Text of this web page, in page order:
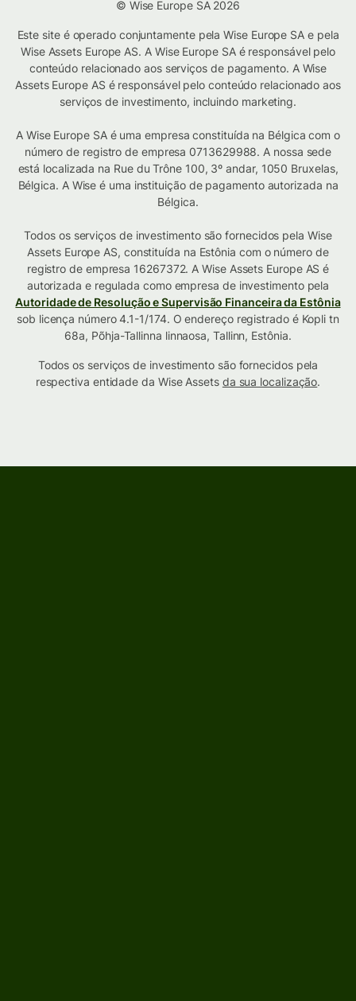
© Wise Europe SA 2026
Este site é operado conjuntamente pela Wise Europe SA e pela
Wise Assets Europe AS. A Wise Europe SA é responsável pelo
conteúdo relacionado aos serviços de pagamento. A Wise
Assets Europe AS é responsável pelo conteúdo relacionado aos
serviços de investimento, incluindo marketing.
A Wise Europe SA é uma empresa constituída na Bélgica com o
número de registro de empresa 0713629988. A nossa sede
está localizada na Rue du Trône 100, 3º andar, 1050 Bruxelas,
Bélgica. A Wise é uma instituição de pagamento autorizada na
Bélgica.
Todos os serviços de investimento são fornecidos pela Wise
Assets Europe AS, constituída na Estônia com o número de
registro de empresa 16267372. A Wise Assets Europe AS é
autorizada e regulada como empresa de investimento pela
Autoridade de Resolução e Supervisão Financeira da Estônia
sob licença número 4.1-1/174. O endereço registrado é Kopli tn
68a, Põhja-Tallinna linnaosa, Tallinn, Estônia.
Todos os serviços de investimento são fornecidos pela
respectiva entidade da Wise Assets da sua localização.